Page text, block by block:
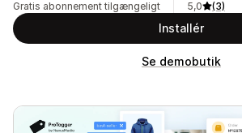
Gratis abonnement tilgængeligt
5,0
(3)
Installér
Se demobutik